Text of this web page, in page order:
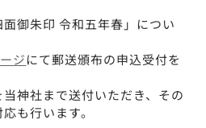
御朱印 令和五年春」につい
ジにて郵送頒布の申込受付を
神社まで送付いただき、その
も行います。